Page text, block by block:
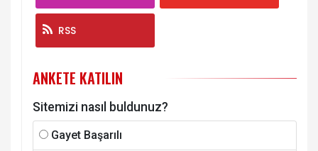
RSS
ANKETE KATILIN
Sitemizi nasıl buldunuz?
Gayet Başarılı